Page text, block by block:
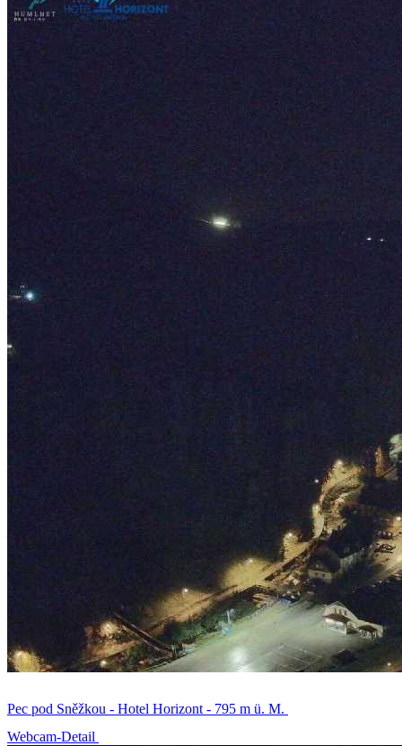
Pec pod Sněžkou - Hotel Horizont - 795 m ü. M.
Webcam-Detail